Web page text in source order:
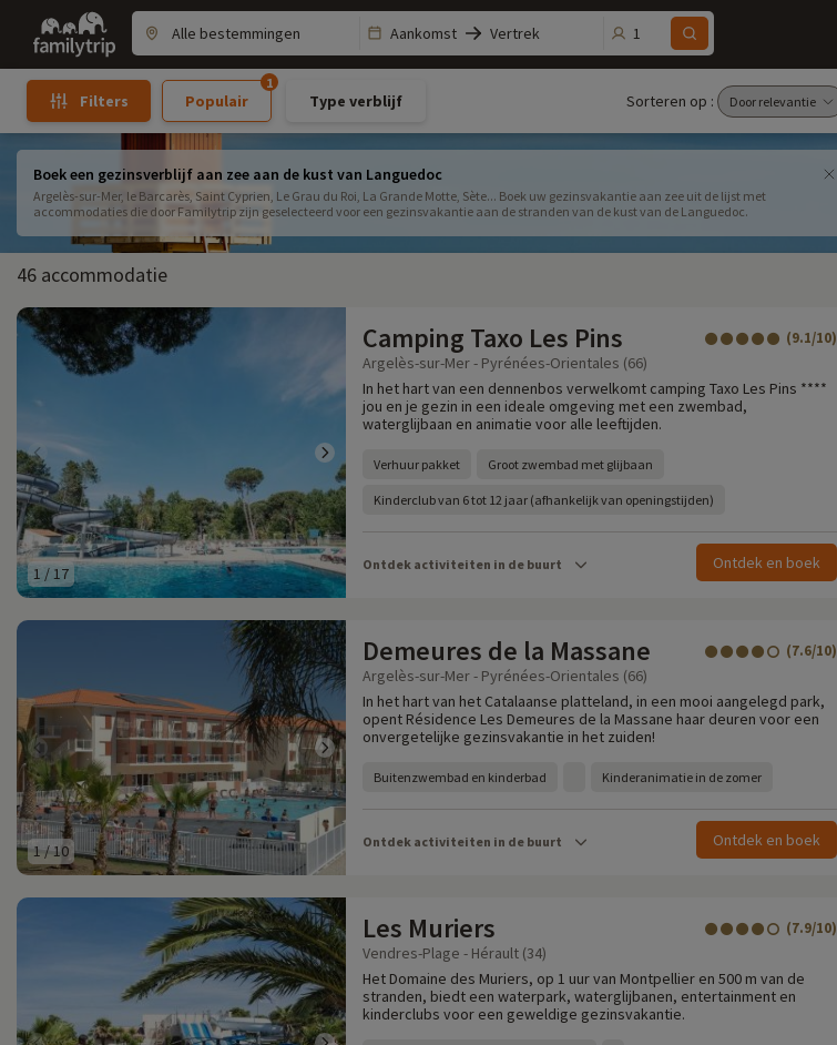
Family
trip
Aankomst Vertrek 1
Filters Populair
1
Type verblijf Sorteren op :
Boek een gezinsverblijf aan zee aan de kust van Languedoc
Argelès-sur-Mer, le Barcarès, Saint Cyprien, Le Grau du Roi, La Grande Motte, Sète... Boek uw gezinsvakantie aan zee uit de lijst met
accommodaties die door Familytrip zijn geselecteerd voor een gezinsvakantie aan de stranden van de kust van de Languedoc.
46 accommodatie
1 /17
Camping Taxo Les Pins (9.1/10)
Argelès-sur-Mer - Pyrénées-Orientales (66)
In het hart van een dennenbos verwelkomt camping Taxo Les Pins ****
jou en je gezin in een ideale omgeving met een zwembad,
waterglijbaan en animatie voor alle leeftijden.
Verhuur pakket Groot zwembad met glijbaan
Kinderclub van 6 tot 12 jaar (afhankelijk van openingstijden)
Ontdek activiteiten in de buurt Ontdek en boek
1/10
Demeures de la Massane (7.6/10)
Argelès-sur-Mer - Pyrénées-Orientales (66)
In het hart van het Catalaanse platteland, in een mooi aangelegd park,
opent Résidence Les Demeures de la Massane haar deuren voor een
onvergetelijke gezinsvakantie in het zuiden!
Buitenzwembad en kinderbad Kinderanimatie in de zomer
Ontdek activiteiten in de buurt Ontdek en boek
Les Muriers (7.9/10)
Vendres-Plage - Hérault (34)
Het Domaine des Muriers, op 1 uur van Montpellier en 500 m van de
stranden, biedt een waterpark, waterglijbanen, entertainment en
kinderclubs voor een geweldige gezinsvakantie.